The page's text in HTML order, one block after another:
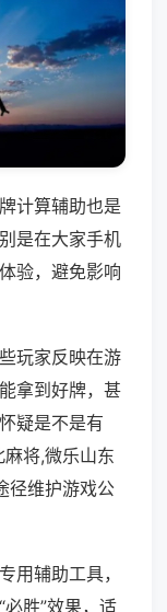
计算辅助也是
是在大家手机
验，避免影响
玩家反映在游
拿到好牌，甚
疑是不是有
将,微乐山东
径维护游戏公
用辅助工具，
胜”效果，适